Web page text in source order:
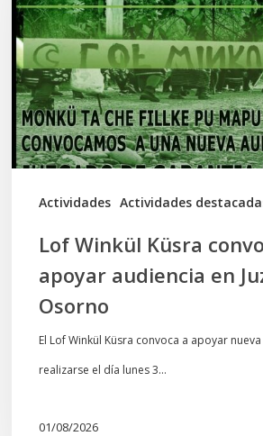
Actividades Actividades
convoca
a
apoyar
audiencia
en
Juzgado
Lof Winkül Küsra
apoyar audiencia en
Osorno
El Lof Winkül Küsra convoca a apoyar
realizarse el día lunes 3…
01/08/2026